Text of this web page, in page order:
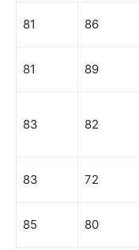
81 86
81 89
83 82
83 72
85 80